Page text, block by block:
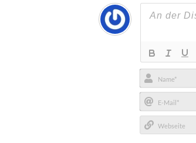
Name*
E-
Mail*